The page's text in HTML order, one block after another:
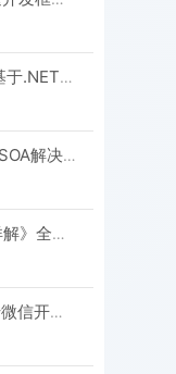
RDIFramework.NET — 基于.NET的快速信息化系统开发框架 — 系列目录
RDIFramework.NET框架SOA解决方案（集Windows服务、WinForm形式与IIS形式发布）-分布式应用
《ORACLE PL/SQL编程详解》全原创（共八篇）--系列文章导航
微信公众号开发系列-玩转微信开发-目录汇总